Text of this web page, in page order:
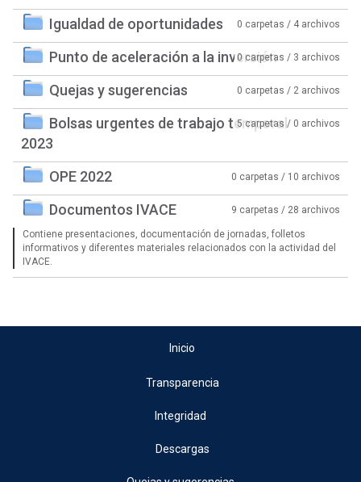
Igualdad de oportunidades 0 carpetas / 4 archivos
Punto de aceleración a la inversión0 carpetas / 3 archivos
Quejas y sugerencias 0 carpetas / 2 archivos
Bolsas urgentes de trabajo temporal
2023
5 carpetas / 0 archivos
OPE 2022 0 carpetas / 10 archivos
Documentos IVACE 9 carpetas / 28 archivos
Contiene presentaciones, documentación de jornadas, folletos
informativos y diferentes materiales relacionados con la actividad del
IVACE.
Inicio
Transparencia
Integridad
Descargas